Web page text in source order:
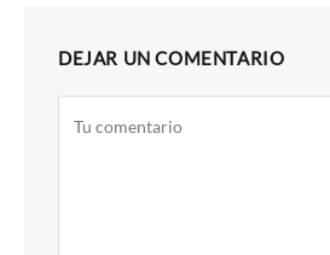
DEJAR UN COMENTARIO